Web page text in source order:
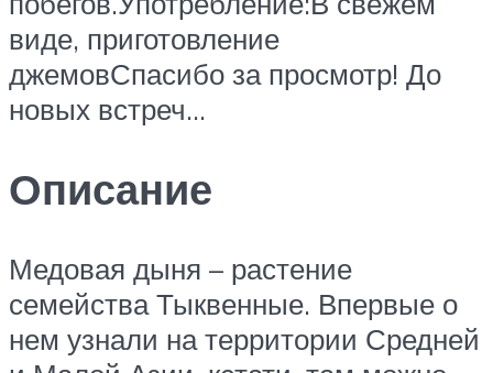
виде, приготовление
джемовСпасибо за просмотр! До
новых встреч…
Описание
Медовая дыня – растение
семейства Тыквенные. Впервые о
нем узнали на территории Средней